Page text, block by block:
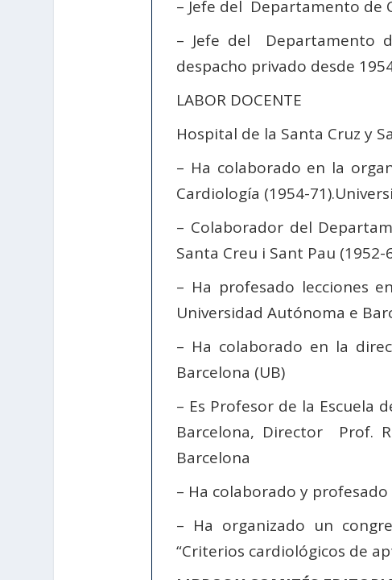
– Jefe del Departamento de
– Jefe del Departamento
despacho privado desde
LABOR DOCENTE
Hospital de la Santa Cruz y
– Ha colaborado en la
Cardiología (1954-
– Colaborador del
Santa Creu i Sant Pau (1952-
– Ha profesado
Universidad Autónoma e
– Ha colaborado en la
Barcelona (UB)
– Es Profesor de la Escuela
Barcelona, Director Prof.
Barcelona
– Ha colaborado y
– Ha organizado un
“Criterios cardiológicos de